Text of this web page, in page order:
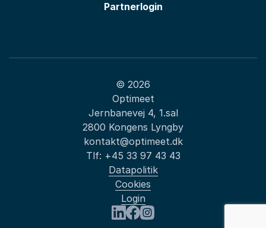
Partnerlogin
© 2026
Optimeet
Jernbanevej 4, 1.sal
2800 Kongens Lyngby
kontakt@optimeet.dk
Tlf: +45 33 97 43 43
Datapolitik
Cookies
Login